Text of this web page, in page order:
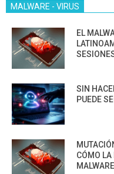
MALWARE - VIRUS
EL
SIN
PUEDE
CÓMO LA
MALWARE